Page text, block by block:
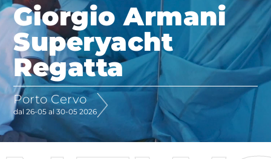
Giorgio Armani
Superyacht
Regatta
Porto Cervo
dal 26-05 al 30-05 2026